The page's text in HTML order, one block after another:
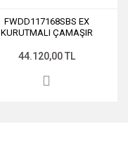
FWDD117168SBS EX
KURUTMALI ÇAMAŞIR
44.120,00 TL